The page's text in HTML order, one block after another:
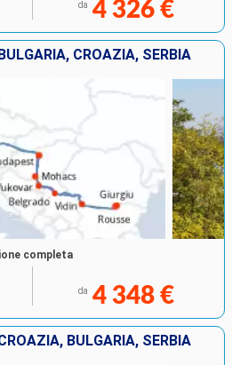
da 4 326 €
CROAZIA, SERBIA
completa
da 4 348 €
BULGARIA, SERBIA